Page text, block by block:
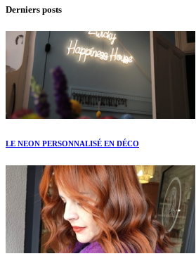
Derniers posts
LE NEON PERSONNALISÉ EN DÉCO